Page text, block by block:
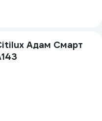
Адам Смарт